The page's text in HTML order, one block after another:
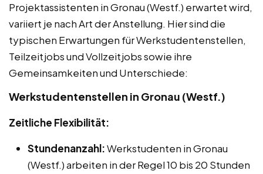
Projektassistenten in Gronau (Westf.) erwartet wird,
variiert je nach Art der Anstellung. Hier sind die
typischen Erwartungen für Werkstudentenstellen,
Teilzeitjobs und Vollzeitjobs sowie ihre
Gemeinsamkeiten und Unterschiede:
Werkstudentenstellen in Gronau (Westf.)
Zeitliche Flexibilität:
Stundenanzahl:Werkstudenten in Gronau
(Westf.) arbeiten in der Regel 10 bis 20 Stunden